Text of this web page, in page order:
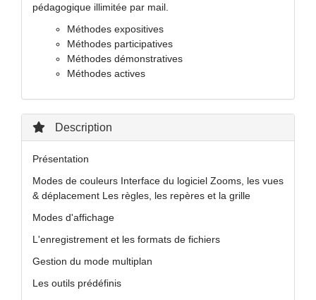
pédagogique illimitée par mail.
Méthodes expositives
Méthodes participatives
Méthodes démonstratives
Méthodes actives
Description
Présentation
Modes de couleurs Interface du logiciel Zooms, les vues
& déplacement Les règles, les repères et la grille
Modes d'affichage
L'enregistrement et les formats de fichiers
Gestion du mode multiplan
Les outils prédéfinis